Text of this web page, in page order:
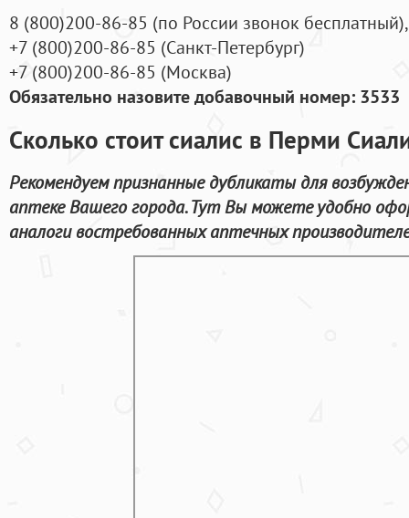
8 (800)200-86-85 (по России звонок бесплатный),
+7 (800)200-86-85 (Санкт-Петербург)
+7 (800)200-86-85 (Москва)
Обязательно назовите добавочный номер: 3533
Сколько стоит сиалис в Перми
Рекомендуем признанные дубликаты для
аптеке Вашего города. Тут Вы можете удобно
аналоги востребованных аптечных